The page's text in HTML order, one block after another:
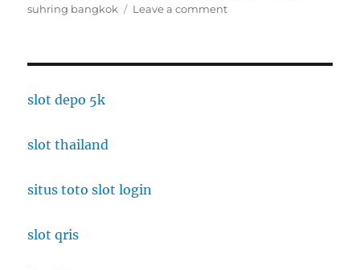
suhring bangkok
Leave a commenton
slot depo 5k
slot thailand
situs toto slot login
slot qris